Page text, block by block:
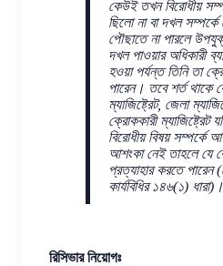
কেউই তখন বিরোধীয়
ছিলো না বা দখল
পৌছাতে না পারলে
দখল পাওয়ার অধিকারী
হওয়া পর্যন্ত তিনি তা
পারেন। তবে শর্ত থাকে
ম্যাজিষ্ট্রেট, জেলা
ক্রোককারী ম্যাজিষ্ট্রেট
বিরোধীয় বিষয় সম্পর্কে
আশংকা নেই তাহলে
প্রত্যাহার করতে পারেন
কার্যবিধির ১৪৬(১) ধারা)।
রিসিভার নিয়োগঃ